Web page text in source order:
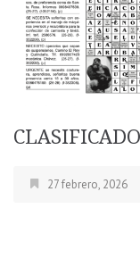
27 febrero, 2026